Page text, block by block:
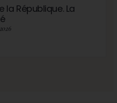
la République. La
juillet 2026